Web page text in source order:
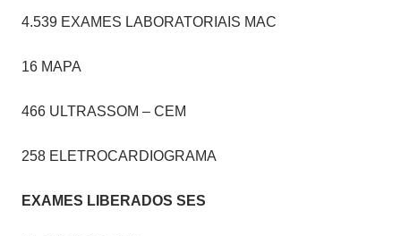
4.539 EXAMES LABORATORIAIS MAC
16 MAPA
466 ULTRASSOM – CEM
258 ELETROCARDIOGRAMA
EXAMES LIBERADOS SES